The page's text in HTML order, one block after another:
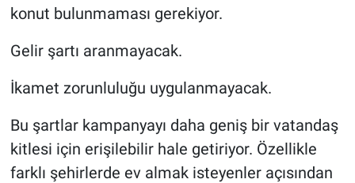
konut bulunmaması gerekiyor.
Gelir şartı aranmayacak.
İkamet zorunluluğu uygulanmayacak.
Bu şartlar kampanyayı daha geniş bir vatandaş
kitlesi için erişilebilir hale getiriyor. Özellikle
farklı şehirlerde ev almak isteyenler açısından